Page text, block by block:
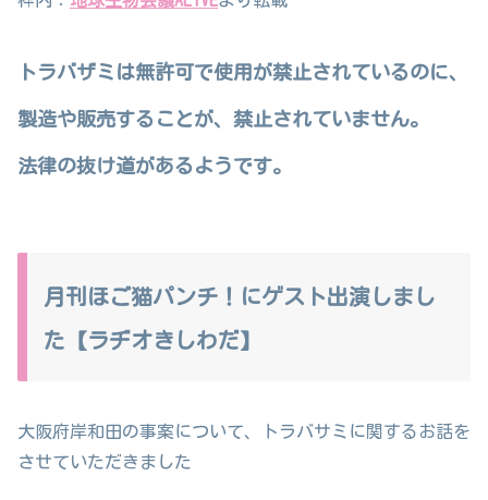
トラバザミは無許可で使用が禁止されているのに、
製造や販売することが、禁止されていません。
法律の抜け道があるようです。
月刊ほご猫パンチ！にゲスト出演しまし
た【ラヂオきしわだ】
大阪府岸和田の事案について、トラバサミに関するお話を
させていただきました